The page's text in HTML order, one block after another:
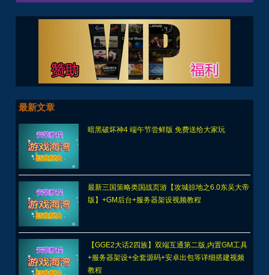
最新文章
暗黑破坏神4 端午节尝鲜版 免费送给大家玩
最新三国策略类国战页游【攻城掠地之6.0东吴大帝
版】+GM后台+服务器架设视频教程
【GGE2大话2四族】双端互通第二版,内置GM工具
+服务器架设+全套源码+安卓出包等详细搭建视频
教程